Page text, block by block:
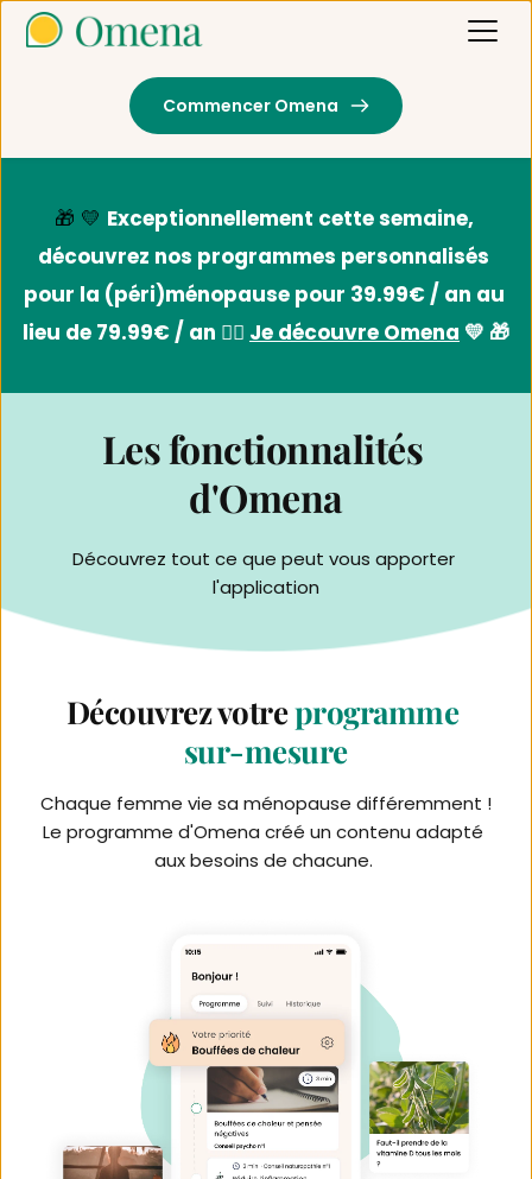
Commencer Omena
🎁 💛 Exceptionnellement cette semaine,
découvrez nos programmes personnalisés
pour la (péri)ménopause pour 39.99€ / an au
lieu de 79.99€ / an 👉🏻 Je découvre Omena 💛 🎁
Les fonctionnalités
d'Omena
Découvrez tout ce que peut vous apporter
l'application
Découvrez votreprogramme
sur-mesure
Chaque femme vie sa ménopause différemment !
Le programme d'Omena créé un contenu adapté
aux besoins de chacune.